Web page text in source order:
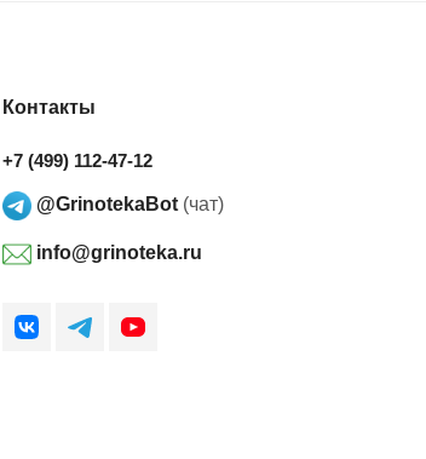
Контакты
+7 (499) 112-47-12
@GrinotekaBot (чат)
info@grinoteka.ru